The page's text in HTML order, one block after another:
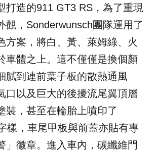
打造的911 GT3 RS，為了重現
觀，Sonderwunsch團隊運用了
方案，將白、黃、萊姆綠、火
車體之上。這不僅僅是換個顏
膩到連前葉子板的散熱通風
口以及巨大的後擾流尾翼頂層
裝，甚至在輪胎上噴印了
樣，車尾甲板與前蓋亦貼有專
」徽章。進入車內，碳纖維門